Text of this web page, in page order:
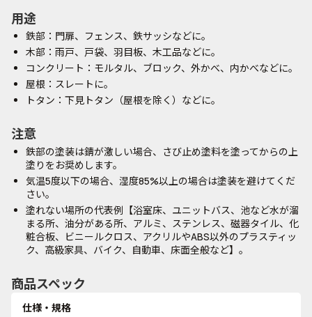
用途
鉄部：門扉、フェンス、鉄サッシなどに。
木部：雨戸、戸袋、羽目板、木工品などに。
コンクリート：モルタル、ブロック、外かべ、内かべなどに。
屋根：スレートに。
トタン：下見トタン（屋根を除く）などに。
注意
鉄部の塗装は錆が激しい場合、さび止め塗料を塗ってからの上
塗りをお奨めします。
気温5度以下の場合、湿度85%以上の場合は塗装を避けてくだ
さい。
塗れない場所の代表例【浴室床、ユニットバス、池など水が溜
まる所、油分がある所、アルミ、ステンレス、磁器タイル、化
粧合板、ビニールクロス、アクリルやABS以外のプラスティッ
ク、高級家具、バイク、自動車、床面全般など】。
商品スペック
仕様・規格